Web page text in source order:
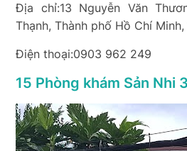
Địa chỉ:13 Nguyễn Văn
Thạnh, Thành phố Hồ Chí
Điện thoại:0903 962 249
15 Phòng khám Sản Nhi